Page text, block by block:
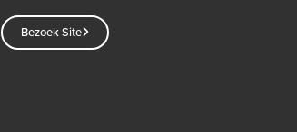
Bezoek Site